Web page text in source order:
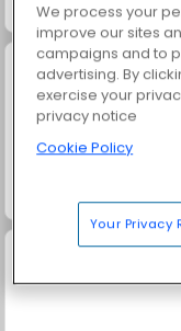
Jewel Garden
Harvest Honors
We process your
improve our sites
campaigns and to
advertising. By
exercise your
privacy notice
Cookie Policy
Your Privacy